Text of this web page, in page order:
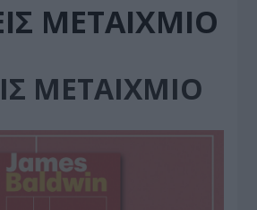
ΜΕΤΑΙΧΜΙΟ
ΜΕΤΑΙΧΜΙΟ